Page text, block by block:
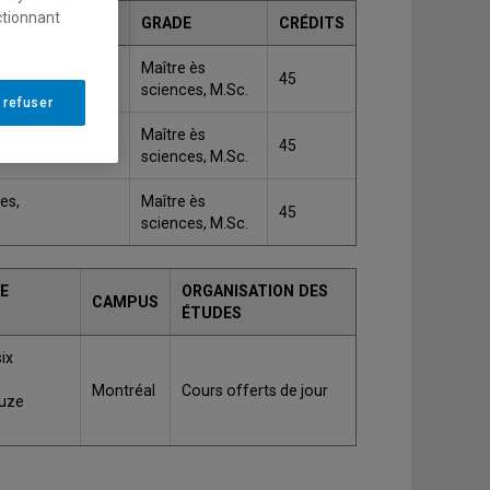
GRADE CRÉDITS
Maître ès
sciences, M.Sc.
45
Maître ès
sciences, M.Sc.
45
Maître ès
sciences, M.Sc.
45
CAMPUS
ORGANISATION DES
ÉTUDES
Montréal Cours offerts de jour
refuser